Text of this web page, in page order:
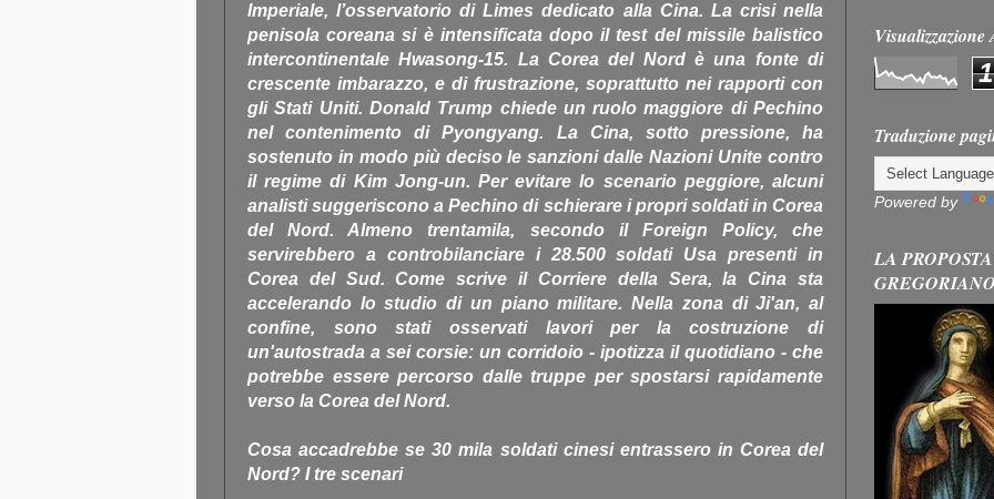
Imperiale, l’osservatorio di Limes dedicato alla Cina. La crisi nella
penisola coreana si è intensificata dopo il test del missile balistico
intercontinentale Hwasong-15. La Corea del Nord è una fonte di
crescente imbarazzo, e di frustrazione, soprattutto nei rapporti con
gli Stati Uniti. Donald Trump chiede un ruolo maggiore di Pechino
nel contenimento di Pyongyang. La Cina, sotto pressione, ha
sostenuto in modo più deciso le sanzioni dalle Nazioni Unite contro
il regime di Kim Jong-un. Per evitare lo scenario peggiore, alcuni
analisti suggeriscono a Pechino di schierare i propri soldati in Corea
del Nord. Almeno trentamila, secondo il Foreign Policy, che
servirebbero a controbilanciare i 28.500 soldati Usa presenti in
Corea del Sud. Come scrive il Corriere della Sera, la Cina sta
accelerando lo studio di un piano militare. Nella zona di Ji'an, al
confine, sono stati osservati lavori per la costruzione di
un'autostrada a sei corsie: un corridoio - ipotizza il quotidiano - che
potrebbe essere percorso dalle truppe per spostarsi rapidamente
verso la Corea del Nord.
Cosa accadrebbe se 30 mila soldati cinesi entrassero in Corea del
Nord? I tre scenari
1
Traduzione
Powered by
LA